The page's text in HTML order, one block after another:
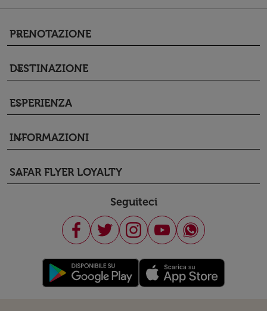
PRENOTAZIONE
keyboard_arrow_down
DESTINAZIONE
keyboard_arrow_down
ESPERIENZA
keyboard_arrow_down
INFORMAZIONI
keyboard_arrow_down
SAFAR FLYER LOYALTY
keyboard_arrow_down
Seguiteci